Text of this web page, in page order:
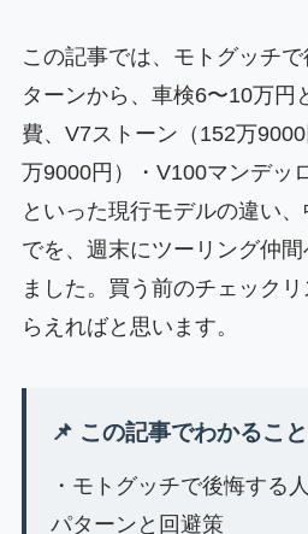
この記事では、モトグッチ
ターンから、車検6〜10万円
費、V7ストーン（152万
万9000円）・V100マンデッ
といった現行モデルの違い
でを、週末にツーリング仲
ました。買う前のチェック
らえればと思います。
📌 この記事でわかること
・モトグッチで後悔する
パターンと回避策